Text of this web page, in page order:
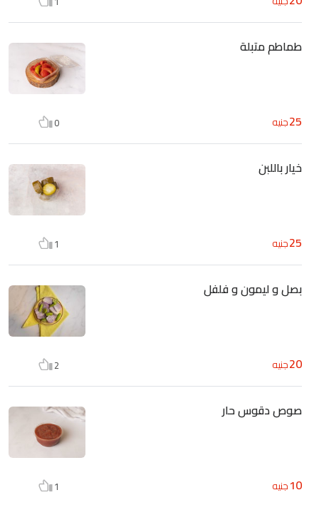
طماطم متبلة
25جنيه 0
خيار باللبن
25جنيه 1
بصل و ليمون و فلفل
20جنيه 2
صوص دقوس حار
10جنيه 1